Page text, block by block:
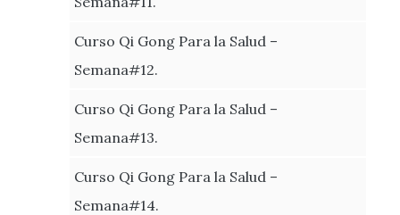
Curso Qi Gong Para la Salud –
Semana#12.
Curso Qi Gong Para la Salud –
Semana#13.
Curso Qi Gong Para la Salud –
Semana#14.